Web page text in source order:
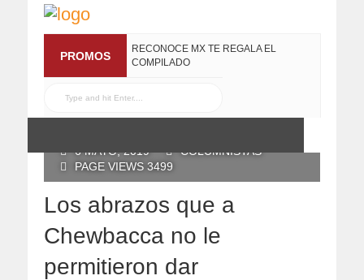
PROMOS
RECONOCE MX TE REGALA EL
COMPILADO
6 MAYO, 2019
COLUMNISTAS
PAGE VIEWS 3499
Los abrazos que a
Chewbacca no le
permitieron dar